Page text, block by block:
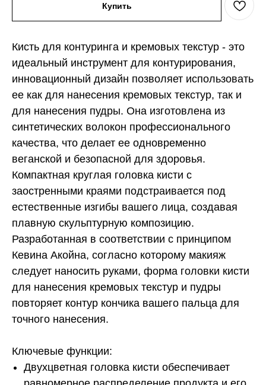
Купить
Кисть для контуринга и кремовых текстур - это
идеальный инструмент для контурирования,
инновационный дизайн позволяет использовать
ее как для нанесения кремовых текстур, так и
для нанесения пудры. Она изготовлена из
синтетических волокон профессионального
качества, что делает ее одновременно
веганской и безопасной для здоровья.
Компактная круглая головка кисти с
заостренными краями подстраивается под
естественные изгибы вашего лица, создавая
плавную скульптурную композицию.
Разработанная в соответствии с принципом
Кевина Акойна, согласно которому макияж
следует наносить руками, форма головки кисти
для нанесения кремовых текстур и пудры
повторяет контур кончика вашего пальца для
точного нанесения.
Ключевые функции:
Двухцветная головка кисти обеспечивает